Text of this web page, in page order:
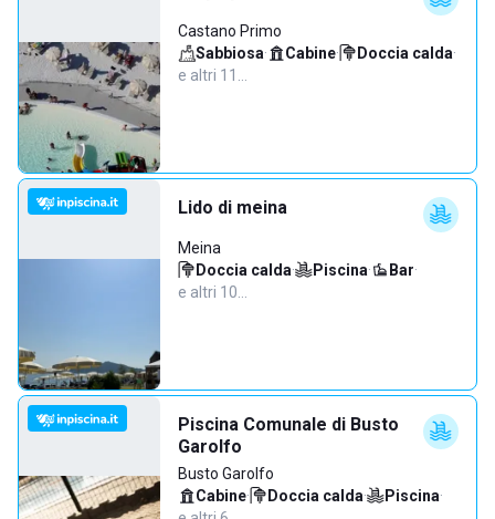
Castano Primo
Sabbiosa· Cabine· Doccia calda·
e altri 11…
Lido di meina
Meina
Doccia calda· Piscina· Bar·
e altri 10…
Piscina Comunale di Busto
Garolfo
Busto Garolfo
Cabine· Doccia calda· Piscina·